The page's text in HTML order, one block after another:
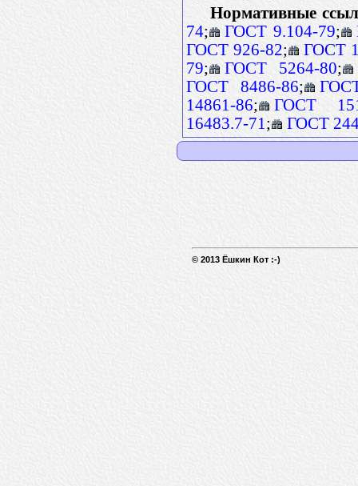
Нормативные
74; ГОСТ 9.104-79;
ГОСТ 926-82;
ГОСТ
79; ГОСТ 5264-80;
ГОСТ 8486-86;
14861-86;
ГОСТ
16483.7-71 ; ГОСТ
© 2013 Ёшкин Кот :-)